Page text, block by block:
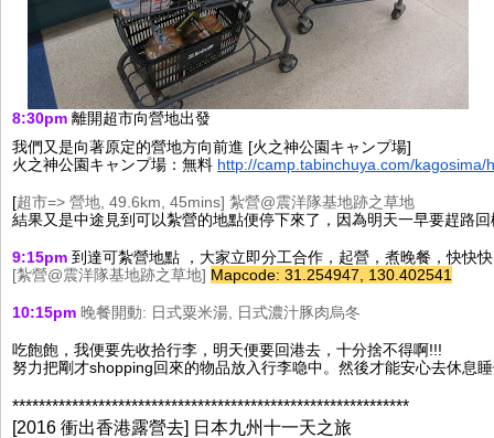
8:30pm 離開超市向營地出發
我們又是向著原定的營地方向前進 [火之神公園キャンプ場]
火之神公園キャンプ場 ：無料 http://camp.tabinchuya.com/kagosima/
[超市=> 營地, 49.6km, 45mins] 紮營@震洋隊基地跡之草地
結果又是中途見到可以紮營的地點便停下來了，因為明天一早要趕路
9:15pm 到達可紮營地點 ，大家立即分工合作，起營，煮晚餐，快快
[紮營@震洋隊基地跡之草地] Mapcode: 31.254947, 130.402541
10:15pm 晚餐開動: 日式粟米湯, 日式濃汁豚肉烏冬
吃飽飽，我便要先收拾行李，明天便要回港去，十分捨不得啊!!!
努力把剛才shopping回來的物品放入行李喼中。然後才能安心去休息
************************************************************
[2016 衝出香港露營去] 日本九州十一天之旅